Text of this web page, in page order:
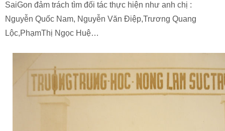
SaiGon đảm trách tìm đối tác thực hiện như anh chị :
Nguyễn Quốc Nam, Nguyễn Văn Điệp,Trương Quang
Lộc,PhạmThị Ngọc Huệ…